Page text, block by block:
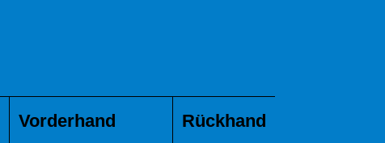
Vorderhand Rückhand